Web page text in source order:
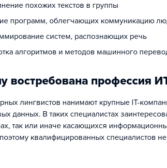
похожих текстов в группы
программ, облегчающих коммуникацию
систем, распознающих речь
алгоритмов и методов машинного
востребована профессия
лингвистов нанимают крупные IT-
данных. В таких специалистах
так или иначе касающихся
квалифицированных специалистов